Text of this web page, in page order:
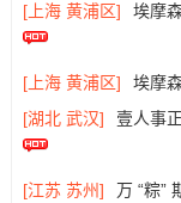
[上海 黄浦区]
埃摩
[上海 黄浦区]
埃摩
[湖北 武汉]
壹人事
[江苏 苏州] 万 “粽”